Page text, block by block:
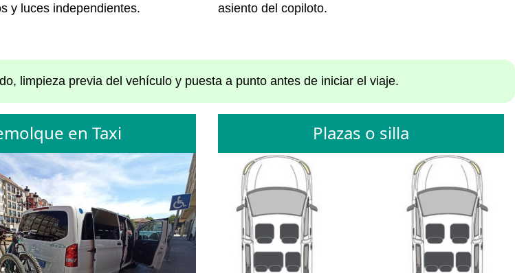
y luces independientes.
asiento del copiloto.
limpieza previa del vehículo y puesta a punto antes de iniciar el viaje.
en Taxi Plazas o silla